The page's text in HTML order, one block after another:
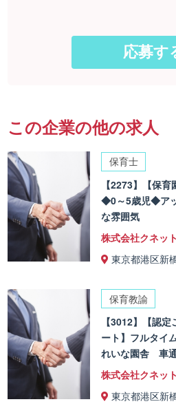
この企業の他の求人
保育士
【2273】【保育
◆0～5歳児◆ア
な雰囲気
株式会社クネット
東京都港区新
保育教諭
【3012】【認
ート】フルタイ
れいな園舎 車
株式会社クネット
東京都港区新